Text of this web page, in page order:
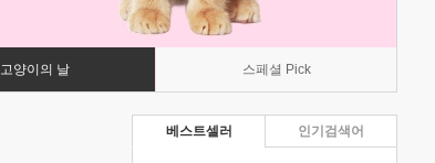
고양이의 날 스페셜 Pick
베스트셀러 인기검색어